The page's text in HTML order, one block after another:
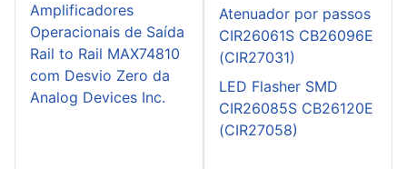
Amplificadores
Operacionais de Saída
Rail to Rail MAX74810
com Desvio Zero da
Analog Devices Inc.
Atenuador por passos
CIR26061S CB26096E
(CIR27031)
LED Flasher SMD
CIR26085S CB26120E
(CIR27058)